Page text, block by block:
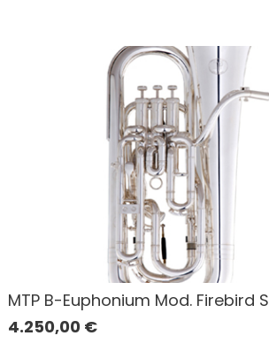
MTP B-Euphonium Mod. Firebird S
4.250,00 €